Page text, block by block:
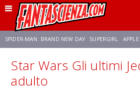
SPIDER-MAN: BRAND NEW DAY SUPERGIRL APPLE
FRANCO RICCIARDIELLO ZENDAYA STAR TREK
Star Wars Gli ultimi
adulto